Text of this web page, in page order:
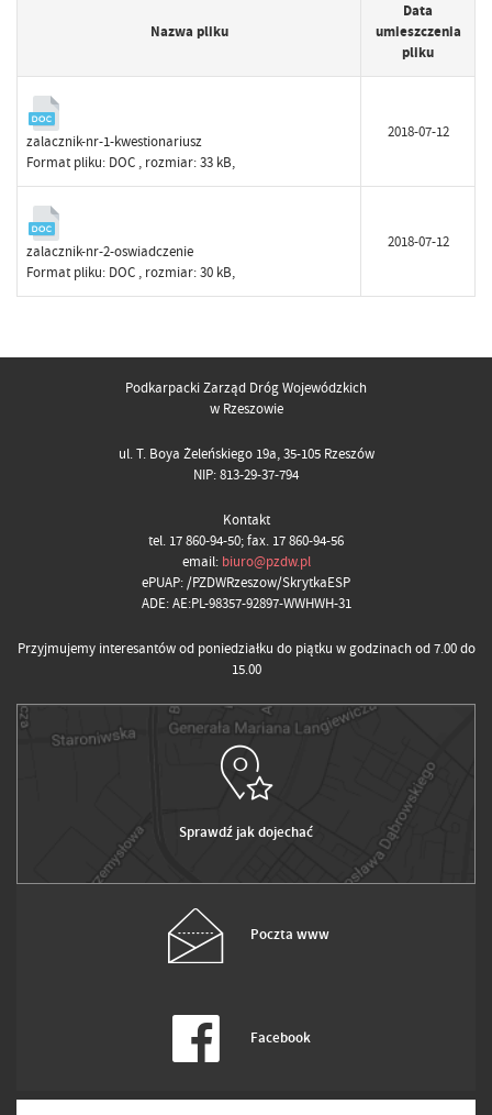
Nazwa pliku
Data
umieszczenia
pliku
zalacznik-nr-1-kwestionariusz
Format pliku: DOC , rozmiar: 33 kB,
2018-07-12
zalacznik-nr-2-oswiadczenie
Format pliku: DOC , rozmiar: 30 kB,
2018-07-12
Podkarpacki Zarząd Dróg Wojewódzkich
w Rzeszowie
ul. T. Boya Żeleńskiego 19a, 35-105 Rzeszów
NIP: 813-29-37-794
Kontakt
tel. 17 860-94-50; fax. 17 860-94-56
email: biuro@pzdw.pl
ePUAP: /PZDWRzeszow/SkrytkaESP
ADE: AE:PL-98357-92897-WWHWH-31
Przyjmujemy interesantów od poniedziałku do piątku w godzinach od 7.00 do
15.00
Sprawdź jak dojechać
Poczta www
Facebook